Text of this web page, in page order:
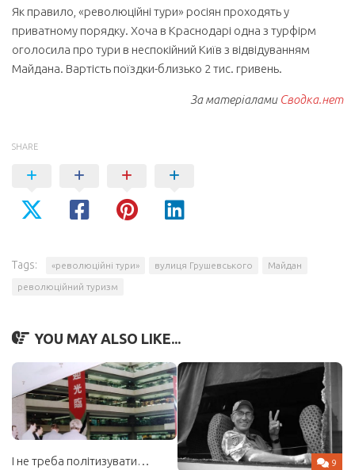
Як правило, «революційні тури» росіян проходять у
приватному порядку. Хоча в Краснодарі одна з турфірм
оголосила про тури в неспокійний Київ з відвідуванням
Майдана. Вартість поїздки-близько 2 тис. гривень.
За матеріалами Сводка.нет
SHARE
Tags: «революційні тури» вулиця Грушевського Майдан
революційний туризм
YOU MAY ALSO LIKE...
І не треба політизувати…
9